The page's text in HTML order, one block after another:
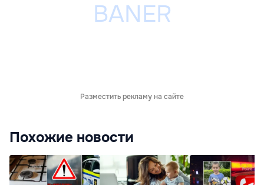
Разместить рекламу на сайте
Похожие новости